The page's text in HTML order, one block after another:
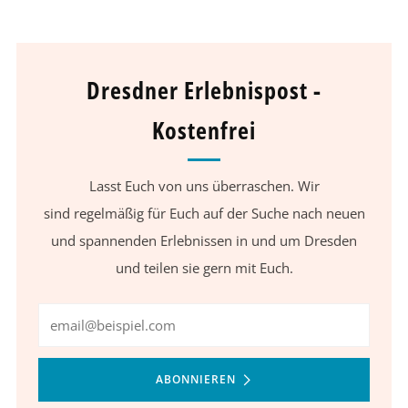
Dresdner Erlebnispost -
Kostenfrei
Lasst Euch von uns überraschen. Wir
sind regelmäßig für Euch auf der Suche nach neuen
und spannenden Erlebnissen in und um Dresden
und teilen sie gern mit Euch.
ABONNIEREN